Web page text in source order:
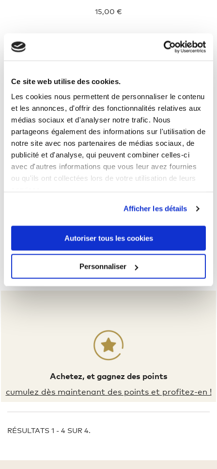
Ce site web utilise des cookies.
Les cookies nous permettent de personnaliser le contenu
et les annonces, d'offrir des fonctionnalités relatives aux
médias sociaux et d'analyser notre trafic. Nous
partageons également des informations sur l'utilisation de
notre site avec nos partenaires de médias sociaux, de
publicité et d'analyse, qui peuvent combiner celles-ci
avec d'autres informations que vous leur avez fournies
ou qu'ils ont collectées lors de votre utilisation de leurs
Afficher les détails
Autoriser tous les cookies
Personnaliser
15,00 €
104 116 128 140 152 164
Kid’s Premium-T Longsleeve
12,00 €
Achetez, et gagnez des points
cumulez dès maintenant des points et profitez-en !
RÉSULTATS 1 - 4 SUR 4.